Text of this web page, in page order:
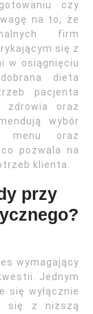
czy
na to, że
firm
się z
w osiągnięciu
dieta
pacjenta
zdrowia oraz
wybór
menu oraz
pozwala na
klienta.
przy
wymagający
Jednym
się wyłącznie
się z niższą